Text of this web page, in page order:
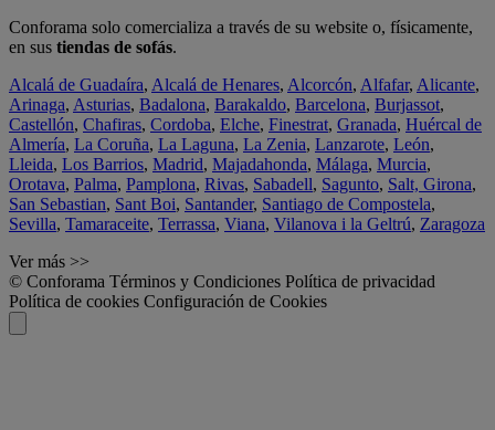
Conforama solo comercializa a través de su website o, físicamente,
en sus tiendas de sofás.
Alcalá de Guadaíra, Alcalá de Henares, Alcorcón, Alfafar, Alicante,
Arinaga, Asturias, Badalona, Barakaldo, Barcelona, Burjassot,
Castellón, Chafiras, Cordoba, Elche, Finestrat, Granada, Huércal de
Almería, La Coruña, La Laguna, La Zenia, Lanzarote, León,
Lleida, Los Barrios, Madrid, Majadahonda, Málaga, Murcia,
Orotava, Palma, Pamplona, Rivas, Sabadell, Sagunto, Salt, Girona,
San Sebastian, Sant Boi, Santander, Santiago de Compostela,
Sevilla, Tamaraceite, Terrassa, Viana, Vilanova i la Geltrú, Zaragoza
Ver más >>
© Conforama Términos y Condiciones Política de privacidad
Política de cookies Configuración de Cookies